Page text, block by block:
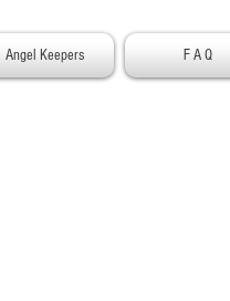
Angel Keepers F A Q